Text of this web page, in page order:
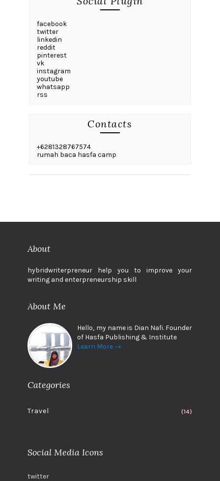
facebook
twitter
linkedin
reddit
pinterest
vk
instagram
youtube
whatsapp
rss
Contacts
+6281328767574
rumah baca hasfa camp
About
hybridwriterpreneur help you to improve your
writing and enterpreneurship skill
About Me
Hello, my name is Dian Nafi. Founder
of Hasfa Publishing & Institute
Learn More →
Categories
Travel (14)
Social Media Icons
twitter